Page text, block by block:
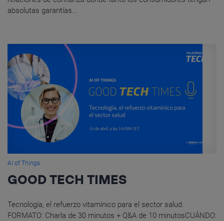
absolutas garantías...
AI of Things
GOOD TECH TIMES
Tecnología, el refuerzo vitamínico para el sector salud.
FORMATO: Charla de 30 minutos + Q&A de 10 minutosCUÁNDO: